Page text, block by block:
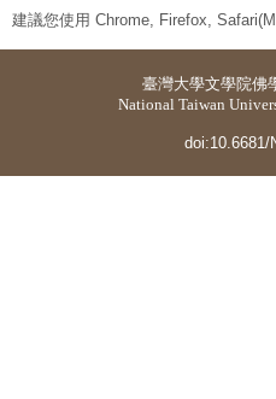
建議您使用 Chrome, Firefox,
臺灣大學文學院佛
National Taiwan
doi:10.6681/